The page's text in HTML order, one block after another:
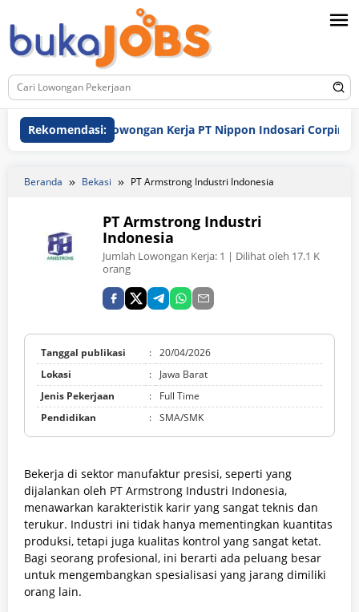
ke
konten
Rekomendasi:Lowongan Kerja PT Nippon Indosari Corpindo Tbk.
Beranda Bekasi PT Armstrong Industri Indonesia
PT Armstrong Industri
Indonesia
Jumlah Lowongan Kerja: 1 | Dilihat oleh 17.1 K
orang
Tanggal publikasi : 20/04/2026
Lokasi
:
Jawa Barat
Jenis Pekerjaan
:
Full Time
Pendidikan
: SMA/SMK
Bekerja di sektor manufaktur presisi, seperti yang
dijalankan oleh PT Armstrong Industri Indonesia,
menawarkan karakteristik karir yang sangat teknis dan
terukur. Industri ini tidak hanya mementingkan kuantitas
produksi, tetapi juga kualitas kontrol yang sangat ketat.
Bagi seorang profesional, ini berarti ada peluang besar
untuk mengembangkan spesialisasi yang jarang dimiliki
orang lain.